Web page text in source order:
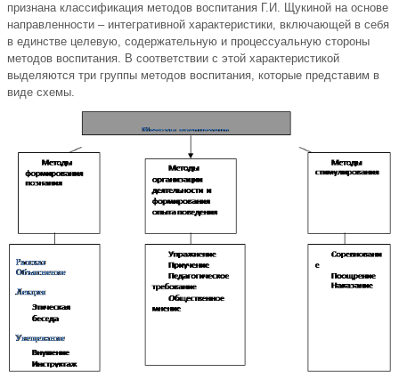
признана классификация методов воспитания Г.И. Щукиной на основе
направленности – интегративной характеристики, включающей в себя
в единстве целевую, содержательную и процессуальную стороны
методов воспитания. В соответствии с этой характеристикой
выделяются три группы методов воспитания, которые представим в
виде схемы.